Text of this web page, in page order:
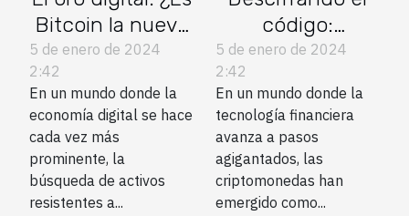
Bitcoin la nueva
reserva de valor?
5 de enero de 2024
2:42
En un mundo donde la
economía digital se hace
cada vez más
prominente, la
búsqueda de activos
resistentes a...
código:
Criptomonedas
más allá de
Bitcoin
5 de enero de 2024
2:42
En un mundo donde la
tecnología financiera
avanza a pasos
agigantados, las
criptomonedas han
emergido como...